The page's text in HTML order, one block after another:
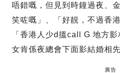
唔錯嘅，但見到時鐘過夜、
笑咗嘅」、「好靚，不過香
「香港人少d搵call G 地方
女肯係夜總會下面影結婚相先
廣告